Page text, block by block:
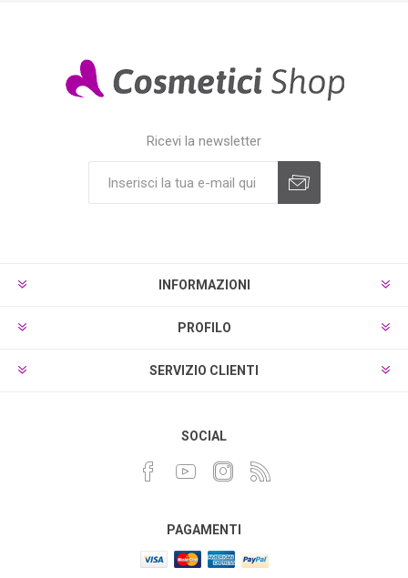
Ricevi la newsletter
INFORMAZIONI
PROFILO
SERVIZIO CLIENTI
SOCIAL
PAGAMENTI